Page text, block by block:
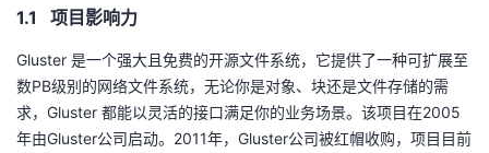
子
直
播
的
活
我
的
我
1.1 项目影响力
Gluster 是一个强大且免费的开源文件系统，它提供了一种可扩展至
数PB级别的网络文件系统，无论你是对象、块还是文件存储的需
求， Gluster 都能以灵活的接口满足你的业务场景。该项目在2005
年由Gluster公司启动。 2011年， Gluster公司被红帽收购，项目目前